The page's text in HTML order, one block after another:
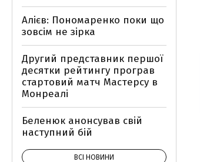
Алієв: Пономаренко поки що
зовсім не зірка
Другий представник першої
десятки рейтингу програв
стартовий матч Мастерсу в
Монреалі
Беленюк анонсував свій
наступний бій
ВСІ НОВИНИ